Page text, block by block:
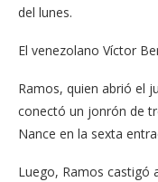
del lunes.
El venezolano Víctor
Ramos, quien abrió el
conectó un jonrón de
Nance en la sexta
Luego, Ramos castigó